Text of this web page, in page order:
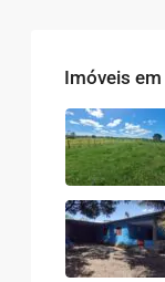
Imóveis